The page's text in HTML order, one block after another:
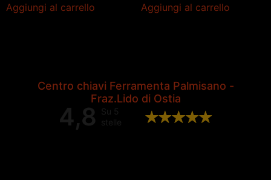
Aggiungi al carrello Aggiungi al carrello
Centro chiavi Ferramenta Palmisano -
Fraz.Lido di Ostia
4,8
Su 5
stelle